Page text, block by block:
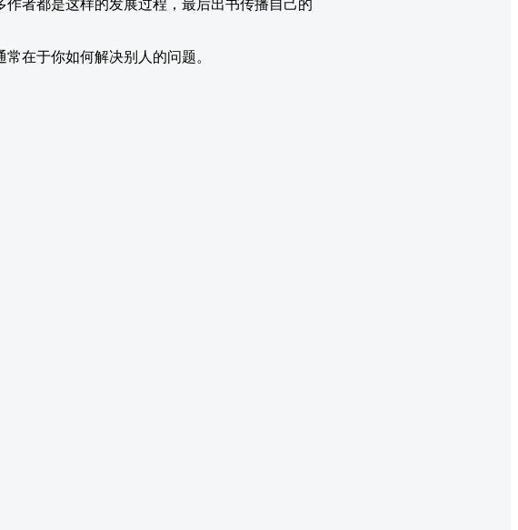
者都是这样的发展过程，最后出书传播自己的
在于你如何解决别人的问题。